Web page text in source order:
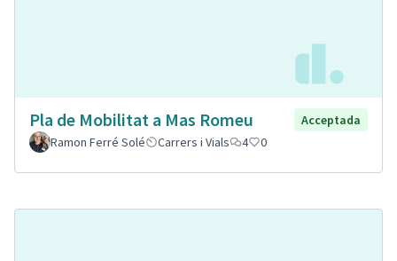
Pla de Mobilitat a Mas Romeu
Acceptada
Ramon Ferré Solé
Carrers i Vials 4 0